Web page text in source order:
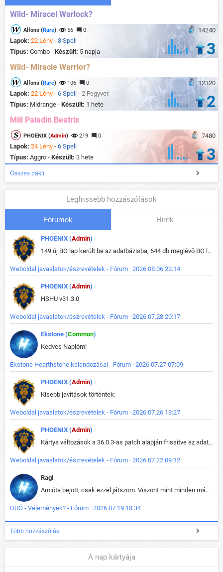
Wild- Miracel Warlock?
14240
Alfons (Rare) 56 0
Lapok: 22 Lény - 8 Spell
Típus: Combo - Készült: 5 napja 3
Wild- Miracle Warrior?
12320
Alfons (Rare) 106 0
Lapok: 22 Lény - 6 Spell - 2 Fegyver
Típus: Midrange - Készült: 1 hete 2
Mill Paladin Beatrix
7480
PHOENIX (Admin) 219 0
Lapok: 24 Lény - 6 Spell
Típus: Aggro - Készült: 3 hete 3
Összes pakli
Legfrissebb hozzászólások
Fórumok Hirek
PHOENIX (Admin)
149 új BG lap került be az adatbázisba, 644 db meglévő BG lap módosult, bekerültek az új képek a megváltozott lapokhoz is.
Weboldal javaslatok/észrevételek - Fórum · 2026.08.06 22:14
PHOENIX (Admin)
HSHU v31.3.0
Weboldal javaslatok/észrevételek - Fórum · 2026.07.28 20:17
Ekstone (Common)
Kedves Naplóm!
Ekstone Hearthstone kalandozásai - Fórum · 2026.07.27 07:09
PHOENIX (Admin)
Kisebb javítások történtek:
Weboldal javaslatok/észrevételek - Fórum · 2026.07.26 13:27
PHOENIX (Admin)
Kártya változások a 36.0.3-as patch alapján frissítve az adatbázisban (képek is cserélve).
Weboldal javaslatok/észrevételek - Fórum · 2026.07.22 09:12
Ragi
Amióta bejött, csak ezzel játszom. Viszont mint minden más - akár az alapjáték is, ez is baromira összetett lett. Néha már pár kör után is esélytelen az egész. Vagy irreállisan túltápol valaki, vagy lelép a partner, vagy csak hülye mint a segg. És amikor eljönne az én időm, na akkor jön el mindenki másé is. Engem jobban érdekelne, hogy ki milyen ratingen szokott játszani. Na ez lenne egy érdekes adat.
DUÓ - Vélemények? - Fórum · 2026.07.19 18:34
Több hozzászólás
A nap kártyája